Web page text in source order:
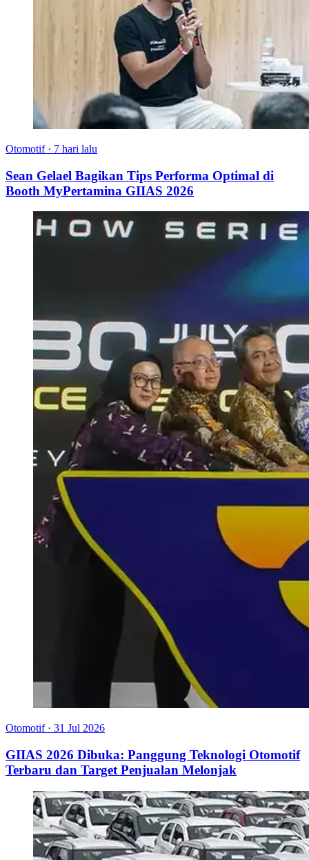
Otomotif · 7 hari lalu
Sean Gelael Bagikan Tips Performa Optimal di
Booth MyPertamina GIIAS 2026
Otomotif · 31 Jul 2026
GIIAS 2026 Dibuka: Panggung Teknologi Otomotif
Terbaru dan Target Penjualan Melonjak